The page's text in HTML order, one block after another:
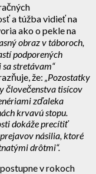
a túžba vidieť na
ako o pekle na
obraz v táboroch,
podporených
stretávam“
že: „Pozostatky
človečenstva tisícov
zďaleka
krvavú stopu.
dokáže precítiť
násilia, ktoré
drôtmi“.
v rokoch